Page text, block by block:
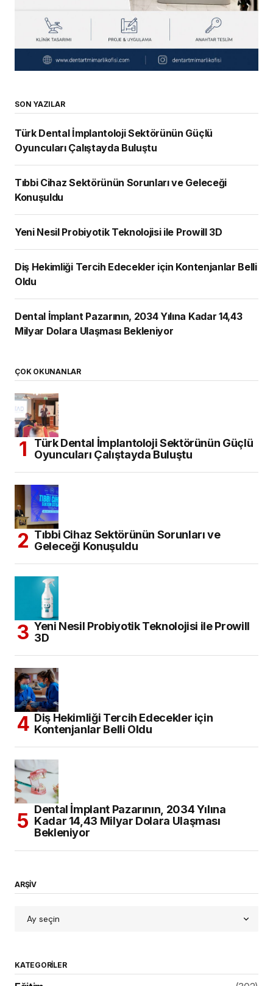
SON YAZILAR
Türk Dental İmplantoloji Sektörünün Güçlü
Oyuncuları Çalıştayda Buluştu
Tıbbi Cihaz Sektörünün Sorunları ve Geleceği
Konuşuldu
Yeni Nesil Probiyotik Teknolojisi ile Prowill 3D
Diş Hekimliği Tercih Edecekler için Kontenjanlar Belli
Oldu
Dental İmplant Pazarının, 2034 Yılına Kadar 14,43
Milyar Dolara Ulaşması Bekleniyor
ÇOK OKUNANLAR
Türk Dental İmplantoloji Sektörünün Güçlü
Oyuncuları Çalıştayda Buluştu
Tıbbi Cihaz Sektörünün Sorunları ve
Geleceği Konuşuldu
Yeni Nesil Probiyotik Teknolojisi ile Prowill
3D
Diş Hekimliği Tercih Edecekler için
Kontenjanlar Belli Oldu
Dental İmplant Pazarının, 2034 Yılına
Kadar 14,43 Milyar Dolara Ulaşması
Bekleniyor
ARŞİV
KATEGORILER